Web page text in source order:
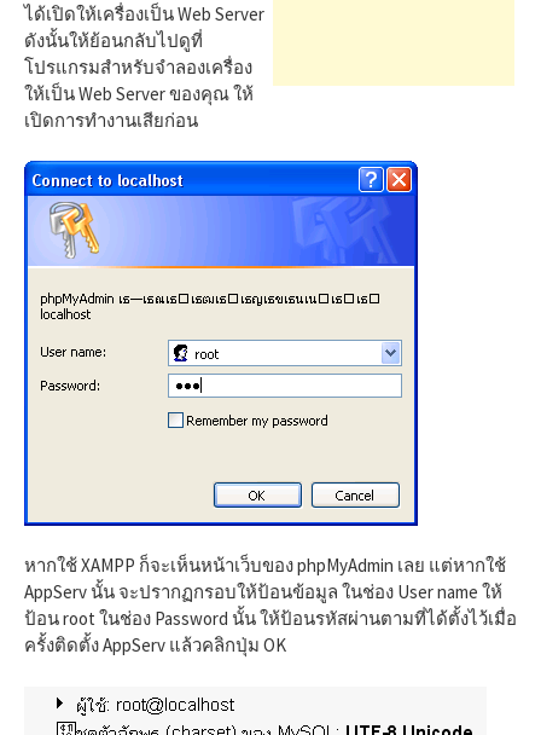
ได้เปิดให้เครื่องเป็น Web Server
ดังนั้นให้ย้อนกลับไปดูที่
โปรแกรมสำหรับจำลองเครื่อง
ให้เป็น Web Server ของคุณ ให้
เปิดการทำงานเสียก่อน
หากใช้ XAMPP ก็จะเห็นหน้าเว็บของ phpMyAdmin เลย แต่หากใช้
AppServ นั้น จะปรากฏกรอบให้ป้อนข้อมูล ในช่อง User name ให้
ป้อน root ในช่อง Password นั้น ให้ป้อนรหัสผ่านตามที่ได้ตั้งไว้เมื่อ
ครั้งติดตั้ง AppServ แล้วคลิกปุ่ม OK